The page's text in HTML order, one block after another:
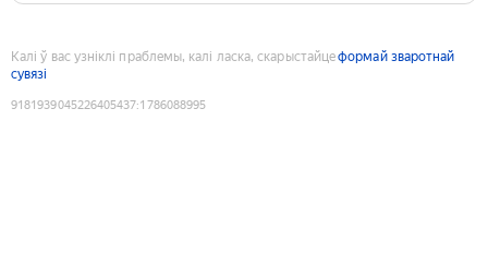
Калі ў вас узніклі праблемы, калі ласка, скарыстайцеформай зваротнай
сувязі
9181939045226405437:1786088995